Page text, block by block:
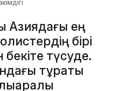
Азиядағы ең
бірі
бекіте түсуде.
тұрақты